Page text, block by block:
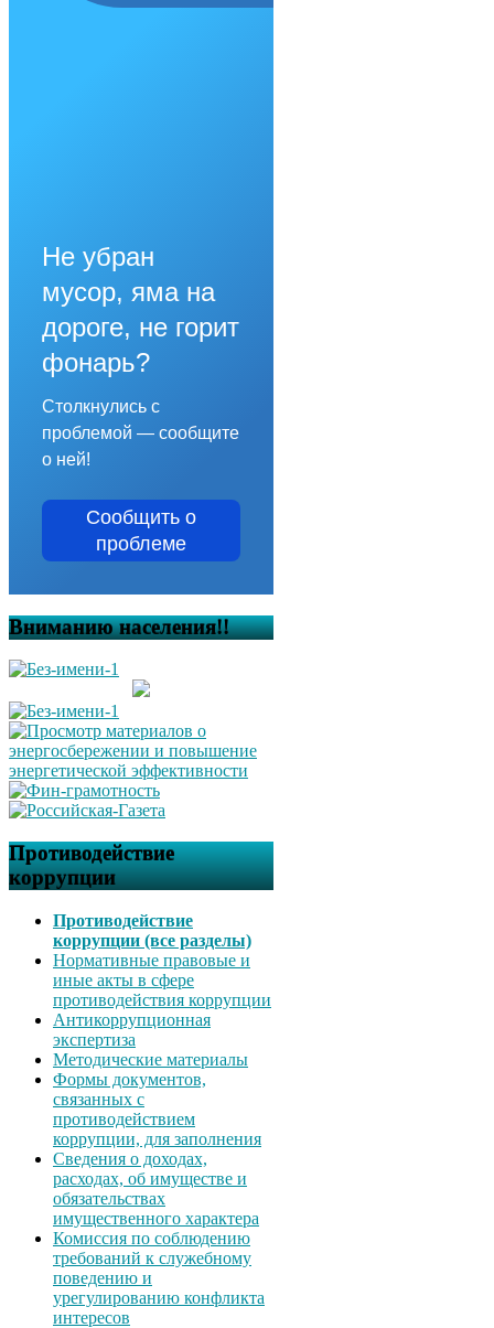
Не убран
мусор, яма на
дороге, не горит
фонарь?
Столкнулись с
проблемой — сообщите
о ней!
Сообщить о
проблеме
Вниманию населения!!
Противодействие
коррупции
Противодействие
коррупции (все разделы)
Нормативные правовые и
иные акты в сфере
противодействия коррупции
Антикоррупционная
экспертиза
Методические материалы
Формы документов,
связанных с
противодействием
коррупции, для заполнения
Сведения о доходах,
расходах, об имуществе и
обязательствах
имущественного характера
Комиссия по соблюдению
требований к служебному
поведению и
урегулированию конфликта
интересов